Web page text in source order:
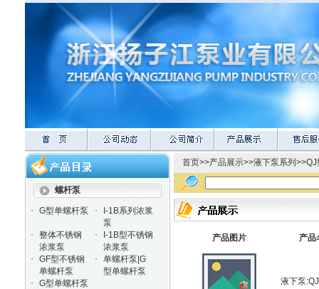
螺杆泵
·
G型单螺杆泵 ·
I-1B系列浓浆
泵
·
整体不锈钢
浓浆泵
·
I-1B型不锈钢
浓浆泵
·
GF型不锈钢
单螺杆泵
·
单螺杆泵|G
型单螺杆泵
·
G型单螺杆泵
首页>>产品展示>>液下泵系列 >>QJ
产品图片 产品
液下泵